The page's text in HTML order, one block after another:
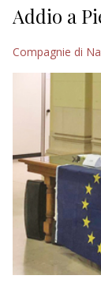
CULTURA
NAUTICA
Addio a
Compagnie di